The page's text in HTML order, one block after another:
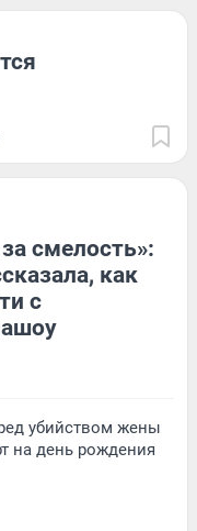
смелость»:
как
с
убийством жены
на день рождения